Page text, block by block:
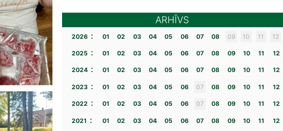
ARHĪVS
2026 : 01 02 03 04 05 06 07 08 09 10 11 12
2025 : 01 02 03 04 05 06 07 08 09 10 11 12
2024 : 01 02 03 04 05 06 07 08 09 10 11 12
2023 : 01 02 03 04 05 06 07 08 09 10 11 12
2022 : 01 02 03 04 05 06 07 08 09 10 11 12
2021 : 01 02 03 04 05 06 07 08 09 10 11 12